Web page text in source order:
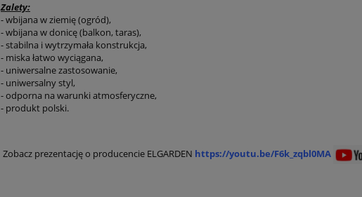
Zalety:
- wbijana w ziemię (ogród),
- wbijana w donicę (balkon, taras),
- stabilna i wytrzymała konstrukcja,
- miska łatwo wyciągana,
- uniwersalne zastosowanie,
- uniwersalny styl,
- odporna na warunki atmosferyczne,
- produkt polski.
Zobacz prezentację o producencie ELGARDEN https://youtu.be/F6k_zqbl0MA